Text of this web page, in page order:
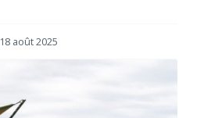
18 août 2025